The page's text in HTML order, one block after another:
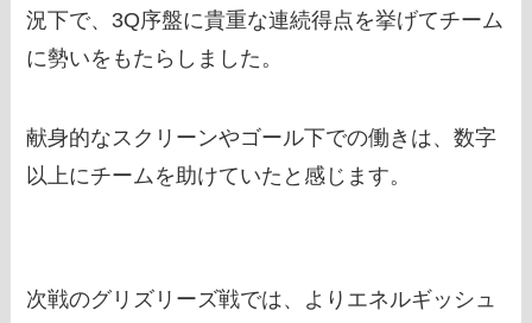
況下で、3Q序盤に貴重な連続得点を挙げてチーム
に勢いをもたらしました。
献身的なスクリーンやゴール下での働きは、数字
以上にチームを助けていたと感じます。
次戦のグリズリーズ戦では、よりエネルギッシュ